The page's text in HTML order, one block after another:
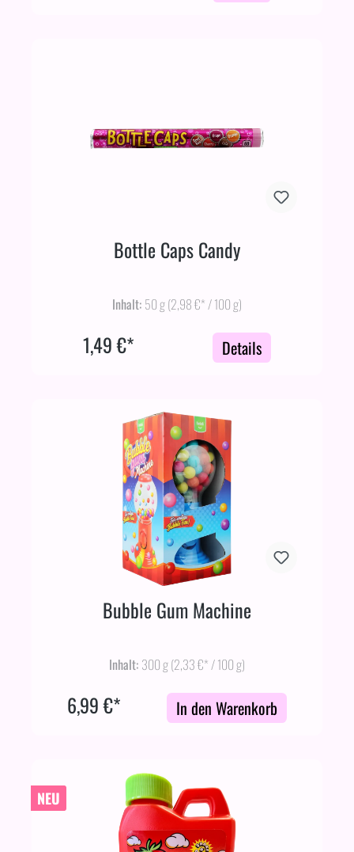
Bottle Caps Candy
Inhalt: 50 g(2,98 €* / 100 g)
1,49 €* Details
Bubble Gum Machine
Inhalt: 300 g(2,33 €* / 100 g)
6,99 €* In den Warenkorb
NEU